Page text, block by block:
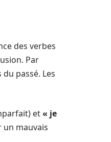
des verbes
Par
passé. Les
et« je
un mauvais